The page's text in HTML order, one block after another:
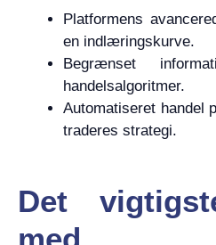
Platformens
en indlæringskurve.
Begrænset
handelsalgoritmer.
Automatiseret handel
traderes strategi.
Det
med